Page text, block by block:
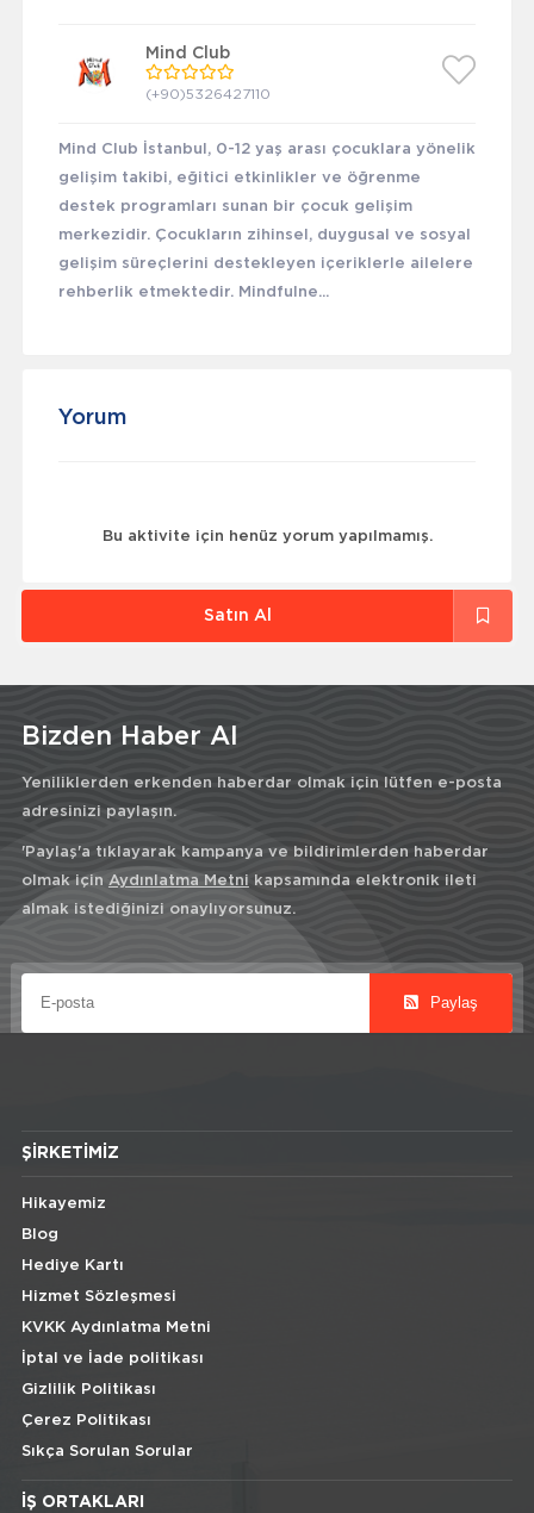
Mind Club
(+90)5326427110
Mind Club İstanbul, 0-12 yaş arası çocuklara yönelik
gelişim takibi, eğitici etkinlikler ve öğrenme
destek programları sunan bir çocuk gelişim
merkezidir. Çocukların zihinsel, duygusal ve sosyal
gelişim süreçlerini destekleyen içeriklerle ailelere
rehberlik etmektedir. Mindfulne...
Yorum
Bu aktivite için henüz yorum yapılmamış.
Satın Al
Bizden Haber Al
Yeniliklerden erkenden haberdar olmak için lütfen e-posta
adresinizi paylaşın.
'Paylaş'a tıklayarak kampanya ve bildirimlerden haberdar
olmak için Aydınlatma Metni kapsamında elektronik ileti
almak istediğinizi onaylıyorsunuz.
Paylaş
ŞIRKETIMIZ
Hikayemiz
Blog
Hediye Kartı
Hizmet Sözleşmesi
KVKK Aydınlatma Metni
İptal ve İade politikası
Gizlilik Politikası
Çerez Politikası
Sıkça Sorulan Sorular
İŞ ORTAKLARI